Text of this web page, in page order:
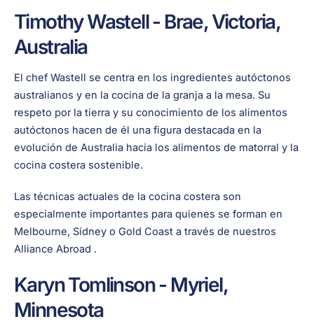
Timothy Wastell - Brae, Victoria,
Australia
El chef Wastell se centra en los ingredientes autóctonos
australianos y en la cocina de la granja a la mesa. Su
respeto por la tierra y su conocimiento de los alimentos
autóctonos hacen de él una figura destacada en la
evolución de Australia hacia los alimentos de matorral y la
cocina costera sostenible.
Las técnicas actuales de la cocina costera son
especialmente importantes para quienes se forman en
Melbourne, Sídney o Gold Coast a través de nuestros
Alliance Abroad .
Karyn Tomlinson - Myriel,
Minnesota